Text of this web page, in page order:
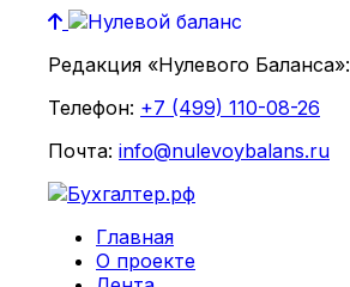
Редакция «Нулевого Баланса»:
Телефон: +7 (499) 110-08-26
Почта: info@nulevoybalans.ru
Главная
О проекте